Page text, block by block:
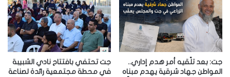
جت: بعد تلّقيه أمر هدم إداري..
المواطن جهاد شرقية يهدم مبناه
جت تحتفي بافتتاح نادي الشبيبة
في محطة مجتمعية رائدة لصناعة